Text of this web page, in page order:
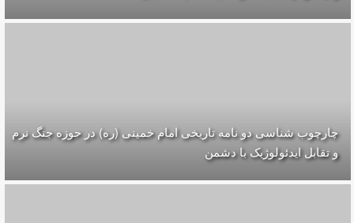
چارچوب شناسی دو نامه تاریخی امام خمینی (ره) در حوزه جنگ نرم
و تقابل ایدئولوژیک با دشمن